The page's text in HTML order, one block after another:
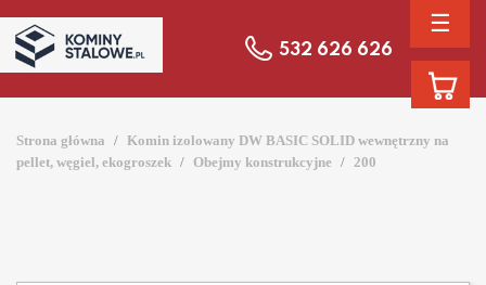
☰
532 626 626
Strona główna
Komin izolowany DW BASIC SOLID wewnętrzny na
pellet, węgiel, ekogroszek
Obejmy konstrukcyjne 200